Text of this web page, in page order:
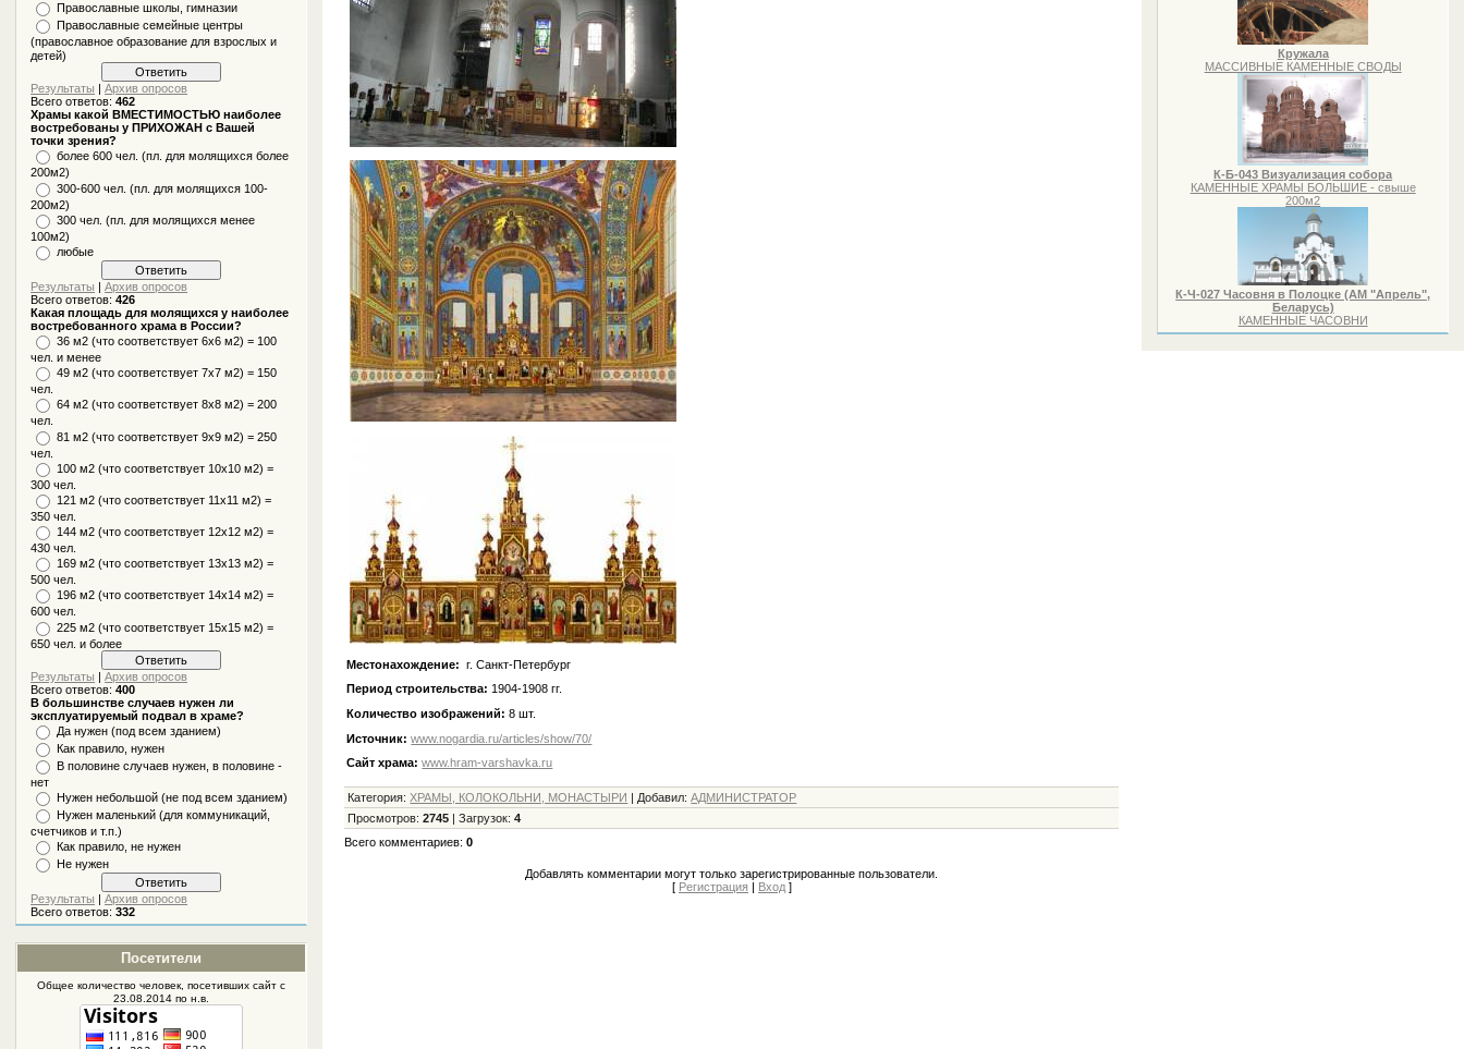
Православные школы, гимназии
Православные семейные центры
(православное образование для взрослых и
детей)
Результаты |Архив опросов
Всего ответов:462
Храмы какой ВМЕСТИМОСТЬЮ наиболее
востребованы у ПРИХОЖАН с Вашей
точки зрения?
более 600 чел. (пл. для молящихся более
200м2)
300-600 чел. (пл. для молящихся 100-
200м2)
300 чел. (пл. для молящихся менее
100м2)
любые
Результаты |Архив опросов
Всего ответов:426
Какая площадь для молящихся у наиболее
востребованного храма в России?
36 м2 (что соответствует 6x6 м2) = 100
чел. и менее
49 м2 (что соответствует 7x7 м2) = 150
чел.
64 м2 (что соответствует 8x8 м2) = 200
чел.
81 м2 (что соответствует 9х9 м2) = 250
чел.
100 м2 (что соответствует 10x10 м2) =
300 чел.
121 м2 (что соответствует 11х11 м2) =
350 чел.
144 м2 (что соответствует 12х12 м2) =
430 чел.
169 м2 (что соответствует 13х13 м2) =
500 чел.
196 м2 (что соответствует 14х14 м2) =
600 чел.
225 м2 (что соответствует 15х15 м2) =
650 чел. и более
Результаты |Архив опросов
Всего ответов:400
В большинстве случаев нужен ли
эксплуатируемый подвал в храме?
Да нужен (под всем зданием)
Как правило, нужен
В половине случаев нужен, в половине -
нет
Нужен небольшой (не под всем зданием)
Нужен маленький (для коммуникаций,
счетчиков и т.п.)
Как правило, не нужен
Не нужен
Результаты |Архив опросов
Всего ответов:332
Посетители
Общее количество человек, посетивших сайт с
23.08.2014 по н.в.
Кружала
МАССИВНЫЕ КАМЕННЫЕ СВОДЫ
К-Б-043 Визуализация собора
КАМЕННЫЕ ХРАМЫ БОЛЬШИЕ - свыше
200м2
К-Ч-027 Часовня в Полоцке (АМ "Апрель",
Беларусь)
КАМЕННЫЕ ЧАСОВНИ
Местонахождение: г. Санкт-Петербург
Период строительства: 1904-1908 гг.
Количество изображений: 8 шт.
Источник:www.nogardia.ru/articles/show/70/
Сайт храма:www.hram-varshavka.ru
Категория:ХРАМЫ, КОЛОКОЛЬНИ, МОНАСТЫРИ Добавил:АДМИНИСТРАТОР
Просмотров:2745 |Загрузок:4
Всего комментариев:0
Добавлять комментарии могут только зарегистрированные пользователи.
[ Регистрация Вход]